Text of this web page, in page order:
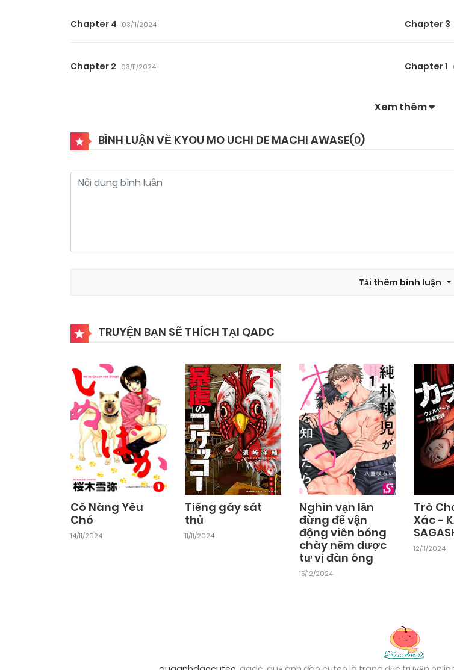
Chapter 4 03/11/2024 Chapter 3
Chapter 2 03/11/2024 Chapter 1
Xem thêm
BÌNH LUẬN VỀ KYOU MO UCHI DE MACHI AWASE(0)
Tải thêm bình luận
TRUYỆN BẠN SẼ THÍCH TẠI QADC
Cô Nàng Yêu
Chó
14/11/2024
Tiếng gáy sát
thủ
11/11/2024
Nghìn vạn lần
đừng để vận
động viên bóng
chày nếm được
tư vị đàn ông
15/12/2024
Trò
Xác -
12/11/2024